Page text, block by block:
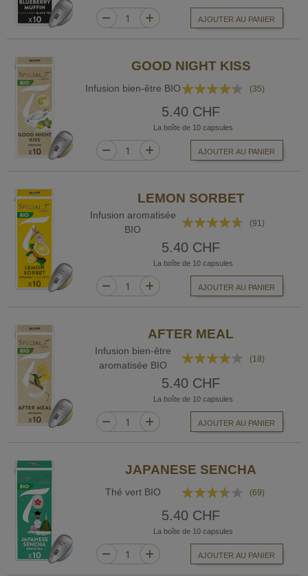
AJOUTER AU PANIER
GOOD NIGHT KISS
Infusion bien-être BIORating:
84%
(35)
5.40 CHF
La boîte de 10 capsules
AJOUTER AU PANIER
LEMON SORBET
Infusion aromatisée
BIO
Rating:
(91)
5.40 CHF
La boîte de 10 capsules
AJOUTER AU PANIER
AFTER MEAL
Infusion bien-être
aromatisée BIO
Rating:
(18)
5.40 CHF
La boîte de 10 capsules
AJOUTER AU PANIER
JAPANESE SENCHA
Thé vert BIO
Rating:
69%
(69)
5.40 CHF
La boîte de 10 capsules
AJOUTER AU PANIER